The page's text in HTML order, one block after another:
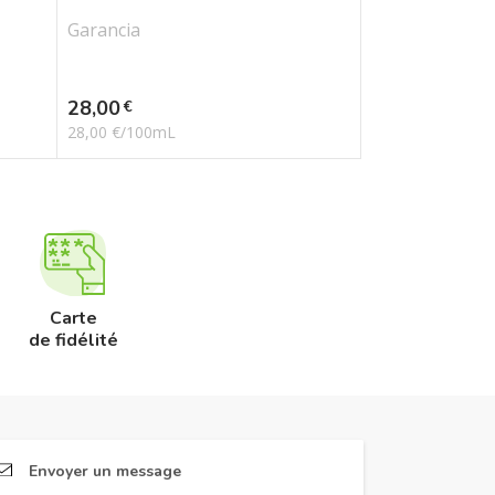
Garancia
Prix
28,00€
28,00 €/100mL
Carte
de fidélité
Envoyer un message